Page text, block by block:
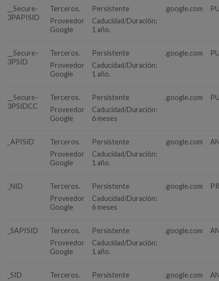
__Secure-
3PAPISID
Terceros.
Proveedor
Google
Persistente
Caducidad/Duración:
1 año.
.google.com
__Secure-
3PSID
Terceros.
Proveedor
Google
Persistente
Caducidad/Duración:
1 año.
.google.com
__Secure-
3PSIDCC
Terceros.
Proveedor
Google
Persistente
Caducidad/Duración:
6 meses
.google.com
_APISID
Terceros.
Proveedor
Google
Persistente
Caducidad/Duración:
1 año.
.google.com
_NID
Terceros.
Proveedor
Google
Persistente
Caducidad/Duración:
6 meses
.google.com
_SAPISID
Terceros.
Proveedor
Google
Persistente
Caducidad/Duración:
1 año.
.google.com
_SID Terceros. Persistente .google.com